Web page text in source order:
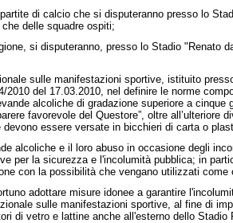
di calcio che si disputeranno presso lo
delle squadre ospiti;
si disputeranno, presso lo Stadio "Renato
sulle manifestazioni sportive, istituito
2010 del 17.03.2010, nel definire le norme
alcoliche di gradazione superiore a
favorevole del Questore”, oltre
essere versate in bicchieri di carta o
alcoliche e il loro abuso in occasione degli
per la sicurezza e l'incolumità pubblica; in
con la possibilità che vengano utilizzati
adottare misure idonee a garantire
sulle manifestazioni sportive, al fine di
di vetro e lattine anche all'esterno dello Stadio